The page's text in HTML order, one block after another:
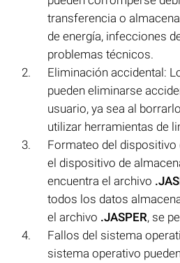
transferencia o
de energía, infecciones
problemas técnicos.
Eliminación accidental:
pueden eliminarse
usuario, ya sea al
utilizar herramientas de
Formateo del dispositivo
el dispositivo de
encuentra el archivo
todos los datos
el archivo .JASPER, se
Fallos del sistema
sistema operativo